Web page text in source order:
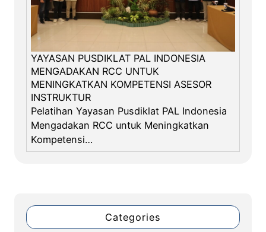
YAYASAN PUSDIKLAT PAL INDONESIA
MENGADAKAN RCC UNTUK
MENINGKATKAN KOMPETENSI ASESOR
INSTRUKTUR
Pelatihan Yayasan Pusdiklat PAL Indonesia
Mengadakan RCC untuk Meningkatkan
Kompetensi…
Categories